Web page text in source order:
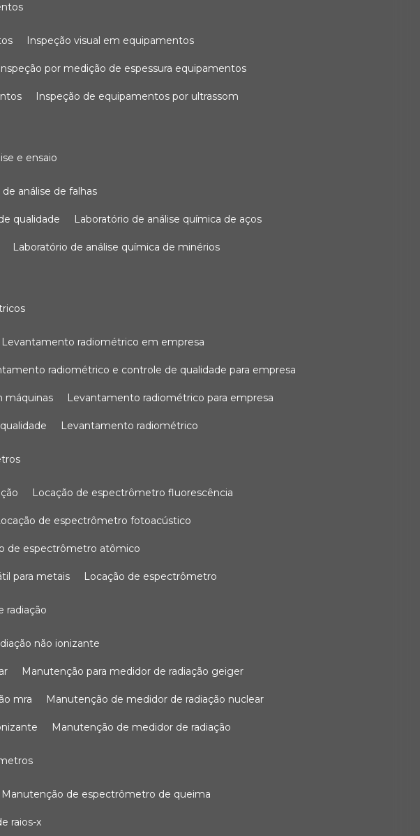
inspeção visual em equipamentos
inspeção por medição de espessura equipamentos
inspeção de equipamentos por ultrassom
e ensaio
de análise de falhas
qualidade laboratório de análise química de aços
laboratório de análise química de minérios
levantamento radiométrico em empresa
radiométrico e controle de qualidade para empresa
máquinas levantamento radiométrico para empresa
levantamento radiométrico
locação de espectrômetro fluorescência
locação de espectrômetro fotoacústico
de espectrômetro atômico
para metais locação de espectrômetro
radiação
não ionizante
manutenção para medidor de radiação geiger
mra manutenção de medidor de radiação nuclear
manutenção de medidor de radiação
manutenção de espectrômetro de queima
raios-x